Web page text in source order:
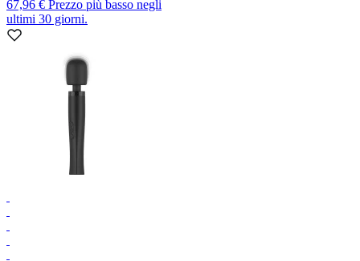
67,96 € Prezzo più basso negli
ultimi 30 giorni.